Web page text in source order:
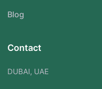
Blog
Contact
DUBAI, UAE